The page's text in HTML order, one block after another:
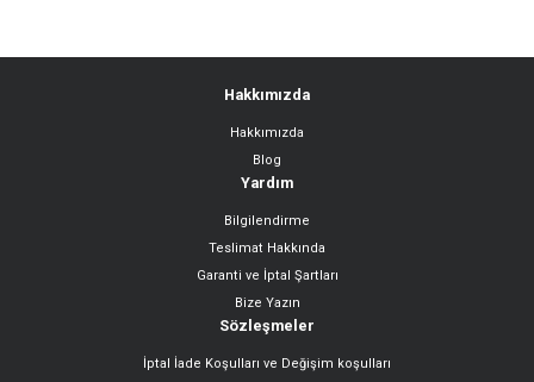
Hakkımızda
Hakkımızda
Blog
Yardım
Bilgilendirme
Teslimat Hakkında
Garanti ve İptal Şartları
Bize Yazın
Sözleşmeler
İptal İade Koşulları ve Değişim koşulları